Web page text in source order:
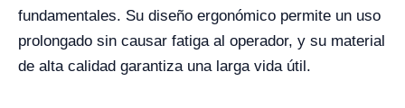
fundamentales. Su diseño ergonómico permite un uso
prolongado sin causar fatiga al operador, y su material
de alta calidad garantiza una larga vida útil.